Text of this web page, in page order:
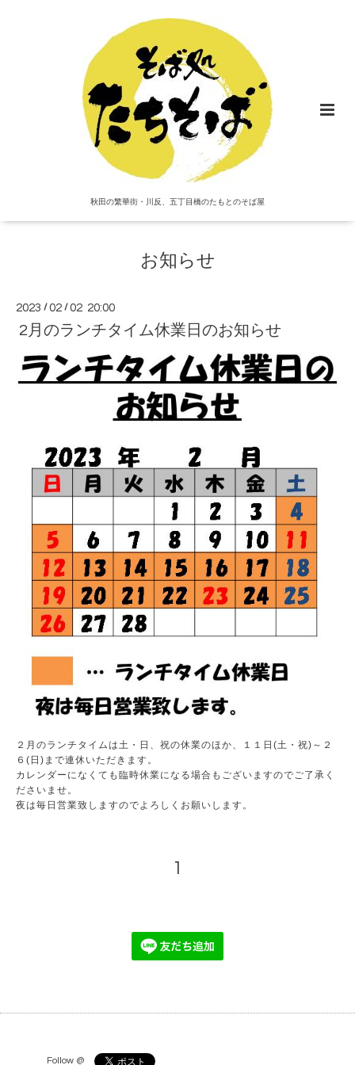
秋田の繁華街・川反、五丁目橋のたもとのそば屋
お知らせ
2023 /02 /02 20:00
2月のランチタイム休業日のお知らせ
２月のランチタイムは土・日、祝の休業のほか、１１日(土・祝)～２
６(日)まで連休いただきます。
カレンダーになくても臨時休業になる場合もございますのでご了承く
ださいませ。
夜は毎日営業致しますのでよろしくお願いします。
1
Follow @